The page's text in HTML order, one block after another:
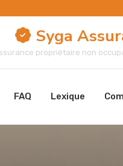
Syga
propriétaire non
FAQ Lexique